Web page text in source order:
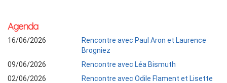
Agenda
16/06/2026
Rencontre avec Paul Aron et Laurence
Brogniez
09/06/2026
Rencontre avec Léa Bismuth
02/06/2026
Rencontre avec Odile Flament et Lisette